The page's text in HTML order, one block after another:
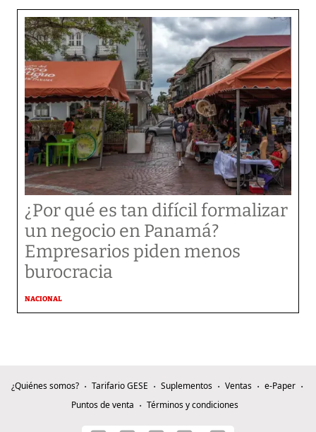
¿Por qué es tan difícil formalizar
un negocio en Panamá?
Empresarios piden menos
burocracia
NACIONAL
¿Quiénes somos? Tarifario GESE Suplementos Ventas
e-Paper
Puntos de venta
Términos y condiciones